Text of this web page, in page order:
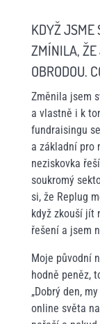
KDYŽ JSME
ZMÍNILA, ŽE
OBRODOU.
Změnila jsem
a vlastně i k
fundraisingu
a základní pro
neziskovka
soukromý
si, že Replug
když zkouší jít
řešení a jsem
Moje původní
hodně peněz,
„Dobrý den,
online světa